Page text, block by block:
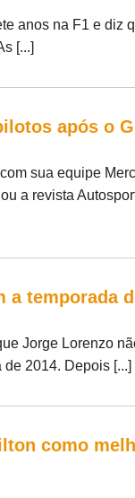
anos na F1 e diz
[...]
após o
sua equipe
a revista
a temporada
Jorge Lorenzo
2014. Depois [...]
como